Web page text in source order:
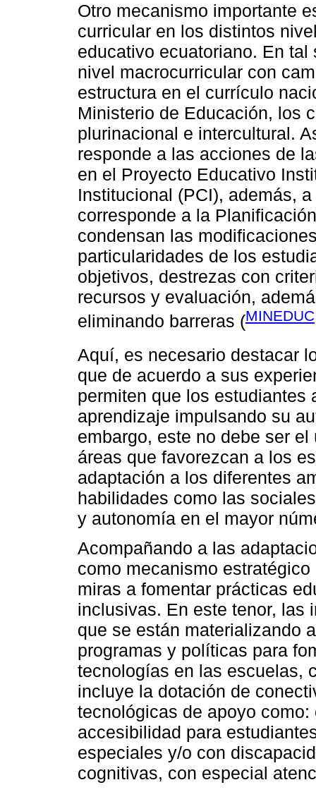
Otro mecanismo importante
curricular en los distintos
educativo ecuatoriano. En
nivel macrocurricular con
estructura en el currículo
Ministerio de Educación, los
plurinacional e intercultural.
responde a las acciones de
en el Proyecto Educativo
Institucional (PCI), además,
corresponde a la
condensan las
particularidades de los
objetivos, destrezas con
recursos y evaluación,
eliminando barreras (
Aquí, es necesario destacar
que de acuerdo a sus
permiten que los
aprendizaje impulsando su
embargo, este no debe ser
áreas que favorezcan a los
adaptación a los diferentes
habilidades como las
y autonomía en el mayor
Acompañando a las
como mecanismo
miras a fomentar prácticas
inclusivas. En este tenor, las
que se están materializando
programas y políticas para
tecnologías en las escuelas,
incluye la dotación de
tecnológicas de apoyo
accesibilidad para
especiales y/o con
cognitivas, con especial